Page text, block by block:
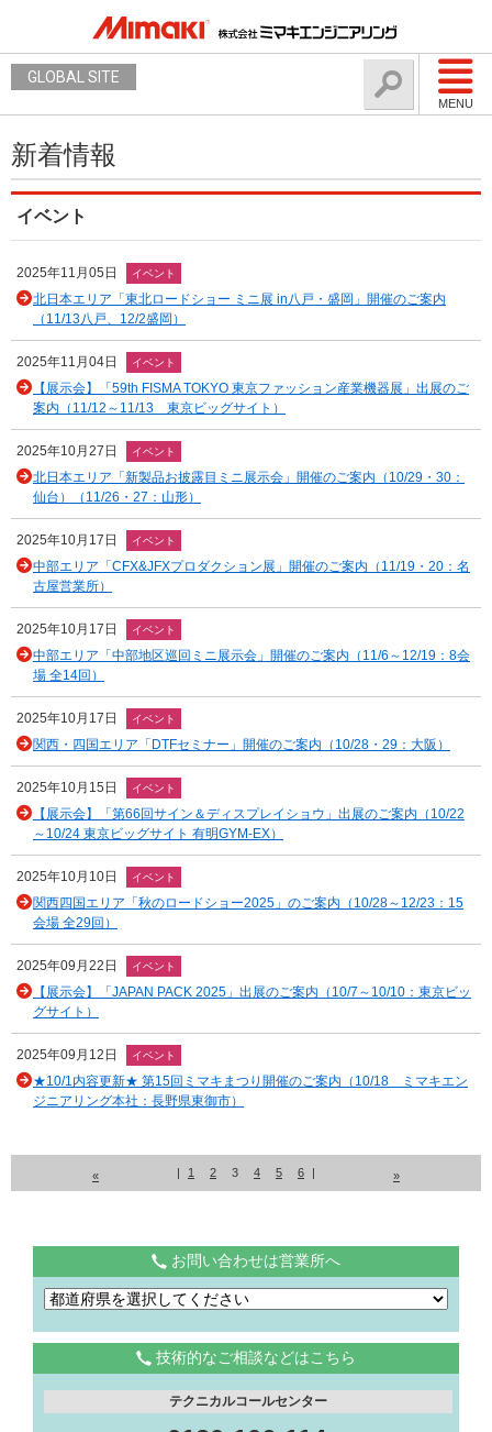
MENU
GLOBAL SITE
新着情報
イベント
2025年11月05日 イベント
北日本エリア「東北ロードショー ミニ展 in八戸・盛岡」開催のご案内
（11/13八戸、12/2盛岡）
2025年11月04日 イベント
【展示会】「59th FISMA TOKYO 東京ファッション産業機器展」出展のご
案内（11/12～11/13 東京ビッグサイト）
2025年10月27日 イベント
北日本エリア「新製品お披露目ミニ展示会」開催のご案内（10/29・30：
仙台）（11/26・27：山形）
2025年10月17日 イベント
中部エリア「CFX&JFXプロダクション展」開催のご案内（11/19・20：名
古屋営業所）
2025年10月17日 イベント
中部エリア「中部地区巡回ミニ展示会」開催のご案内（11/6～12/19：8会
場 全14回）
2025年10月17日 イベント
関西・四国エリア「DTFセミナー」開催のご案内（10/28・29：大阪）
2025年10月15日 イベント
【展示会】「第66回サイン＆ディスプレイショウ」出展のご案内（10/22
～10/24 東京ビッグサイト 有明GYM-EX）
2025年10月10日 イベント
関西四国エリア「秋のロードショー2025」のご案内（10/28～12/23：15
会場 全29回）
2025年09月22日 イベント
【展示会】「JAPAN PACK 2025」出展のご案内（10/7～10/10：東京ビッ
グサイト）
2025年09月12日 イベント
★10/1内容更新★ 第15回ミマキまつり開催のご案内（10/18 ミマキエン
ジニアリング本社：長野県東御市）
« | 1 2 3 4 5 6 | »
お問い合わせは営業所へ
技術的なご相談などはこちら
テクニカルコールセンター